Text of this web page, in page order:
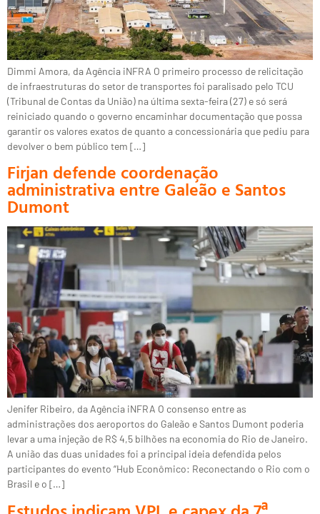
Dimmi Amora, da Agência iNFRA O primeiro processo de relicitação
de infraestruturas do setor de transportes foi paralisado pelo TCU
(Tribunal de Contas da União) na última sexta-feira (27) e só será
reiniciado quando o governo encaminhar documentação que possa
garantir os valores exatos de quanto a concessionária que pediu para
devolver o bem público tem […]
Firjan defende coordenação
administrativa entre Galeão e Santos
Dumont
Jenifer Ribeiro, da Agência iNFRA O consenso entre as
administrações dos aeroportos do Galeão e Santos Dumont poderia
levar a uma injeção de R$ 4,5 bilhões na economia do Rio de Janeiro.
A união das duas unidades foi a principal ideia defendida pelos
participantes do evento “Hub Econômico: Reconectando o Rio com o
Brasil e o […]